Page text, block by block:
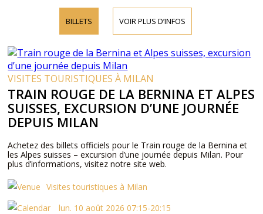
BILLETS VOIR PLUS D’INFOS
VISITES TOURISTIQUES À MILAN
TRAIN ROUGE DE LA BERNINA ET ALPES
SUISSES, EXCURSION D’UNE JOURNÉE
DEPUIS MILAN
Achetez des billets officiels pour le Train rouge de la Bernina et
les Alpes suisses – excursion d’une journée depuis Milan. Pour
plus d’informations, visitez notre site web.
Visites touristiques à Milan
lun. 10 août 2026 07:15-20:15